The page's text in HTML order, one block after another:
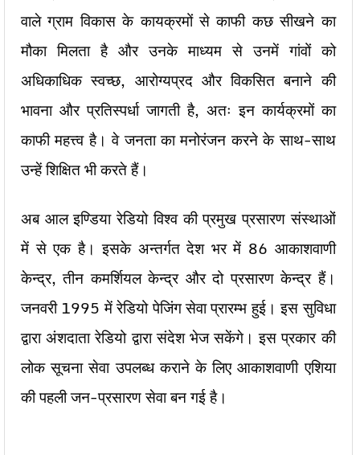
वाले ग्राम विकास के कायक्रमों से काफी कछ सीखने का
मौका मिलता है और उनके माध्यम से उनमें गांवों को
अधिकाधिक स्वच्छ, आरोग्यप्रद और विकसित बनाने की
भावना और प्रतिस्पर्धा जागती है, अतः इन कार्यक्रमों का
काफी महत्त्व है। वे जनता का मनोरंजन करने के साथ-साथ
उन्हें शिक्षित भी करते हैं।
अब आल इण्डिया रेडियो विश्व की प्रमुख प्रसारण संस्थाओं
में से एक है। इसके अन्तर्गत देश भर में 86 आकाशवाणी
केन्द्र, तीन कमर्शियल केन्द्र और दो प्रसारण केन्द्र हैं।
जनवरी 1995 में रेडियो पेजिंग सेवा प्रारम्भ हुई। इस सुविधा
द्वारा अंशदाता रेडियो द्वारा संदेश भेज सकेंगे। इस प्रकार की
लोक सूचना सेवा उपलब्ध कराने के लिए आकाशवाणी एशिया
की पहली जन-प्रसारण सेवा बन गई है।